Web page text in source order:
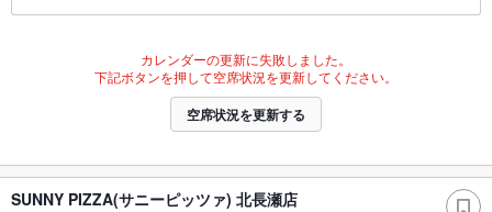
カレンダーの更新に失敗しました。
下記ボタンを押して空席状況を更新してください。
空席状況を更新する
SUNNY PIZZA(サニーピッツァ) 北長瀬店